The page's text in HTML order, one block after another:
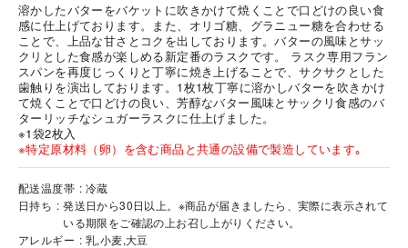
溶かしたバターをバケットに吹きかけて焼くことで口どけの良い食
感に仕上げております。また、オリゴ糖、グラニュー糖を合わせる
ことで、上品な甘さとコクを出しております。バターの風味とサッ
クリとした食感が楽しめる新定番のラスクです。 ラスク専用フラン
スパンを再度じっくりと丁寧に焼き上げることで、サクサクとした
歯触りを演出しております。1枚1枚丁寧に溶かしバターを吹きかけ
て焼くことで口どけの良い、芳醇なバター風味とサックリ食感のバ
ターリッチなシュガーラスクに仕上げました。
※1袋2枚入
※特定原材料（卵）を含む商品と共通の設備で製造しています｡
配送温度帯
冷蔵
日持ち
発送日から30日以上。※商品が届きましたら、実際に表示されて
いる期限をご確認の上お召し上がりください。
アレルギー
乳,小麦,大豆